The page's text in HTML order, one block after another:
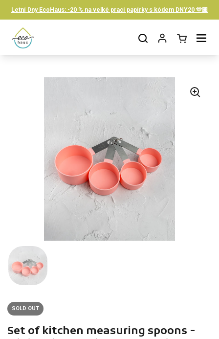
Letní Dny EcoHaus: -20 % na velké prací papírky s kódem DNY20 🫶🏼
Open cart Open menu
SOLD OUT
Set of kitchen measuring spoons -